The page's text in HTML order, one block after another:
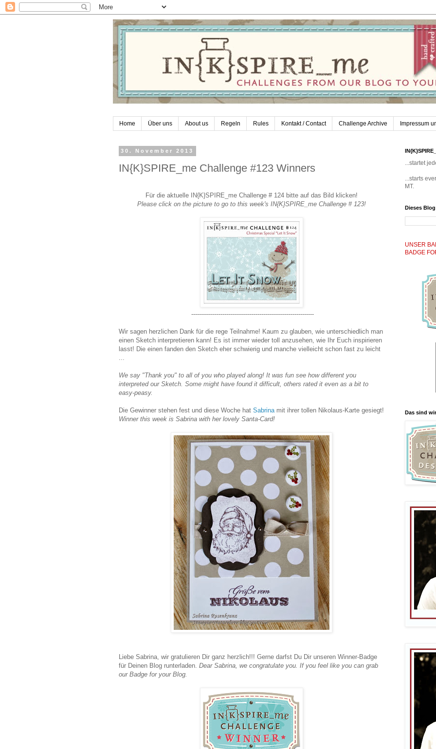
Home Über uns About us Regeln Rules Kontakt / Contact Challenge Archive Impressum
30. November 2013
IN{K}SPIRE_me Challenge #123 Winners
Für die aktuelle IN{K}SPIRE_me Challenge # 124 bitte auf das Bild klicken!
Please click on the picture to go to this week's IN{K}SPIRE_me Challenge # 123!
---------------------------------------------------------------
Wir sagen herzlichen Dank für die rege Teilnahme! Kaum zu glauben, wie unterschiedlich man
einen Sketch interpretieren kann! Es ist immer wieder toll anzusehen, wie Ihr Euch inspirieren
lasst! Die einen fanden den Sketch eher schwierig und manche vielleicht schon fast zu leicht
...
We say "Thank you" to all of you who played along! It was fun see how different you
interpreted our Sketch. Some might have found it difficult, others rated it even as a bit to
easy-peasy.
Die Gewinner stehen fest und diese Woche hat Sabrinamit ihrer tollen Nikolaus-Karte gesiegt!
Winner this week is Sabrina with her lovely Santa-Card!
Liebe Sabrina, wir gratulieren Dir ganz herzlich!!! Gerne darfst Du Dir unseren Winner-Badge
für Deinen Blog runterladen. Dear Sabrina, we congratulate you. If you feel like you can grab
our Badge for your Blog.
...startet
...starts
MT.
Dieses
UNSER
BADGE
Das sind